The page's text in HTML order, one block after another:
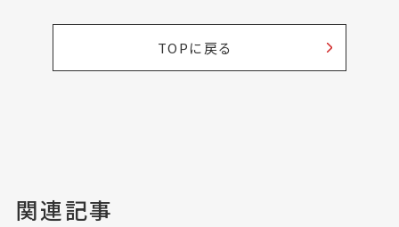
TOPに戻る
関連記事